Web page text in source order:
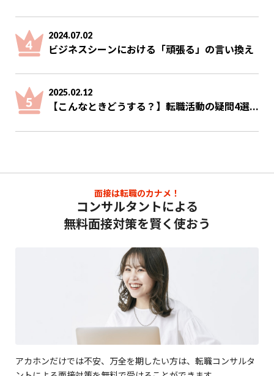
2024.07.02
ビジネスシーンにおける「頑張る」の言い換え
2025.02.12
【こんなときどうする？】転職活動の疑問4選...
面接は転職のカナメ！
コンサルタントによる
無料面接対策を賢く使おう
アカホンだけでは不安、万全を期したい方は、転職コンサルタ